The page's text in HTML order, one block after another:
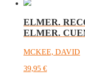
ELMER.
ELMER.
MCKEE, DAVID
39,95 €